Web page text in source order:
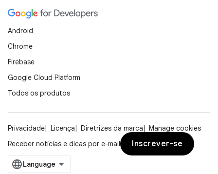
Android
Chrome
Firebase
Google Cloud Platform
Todos os produtos
Privacidade Licença Diretrizes da marca
Manage cookies
Receber notícias e dicas por e-mail
Inscrever-se